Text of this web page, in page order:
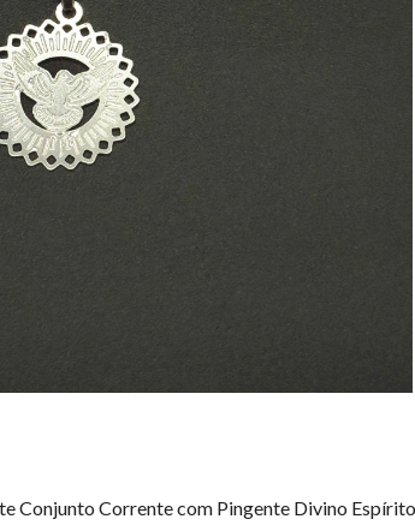
Conjunto Corrente com Pingente Divino Espírito